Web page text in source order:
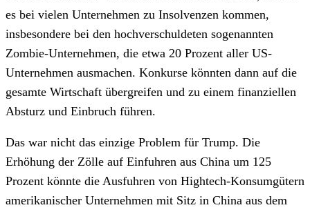
es bei vielen Unternehmen zu Insolvenzen kommen,
insbesondere bei den hochverschuldeten sogenannten
Zombie-Unternehmen, die etwa 20 Prozent aller US-
Unternehmen ausmachen. Konkurse könnten dann auf die
gesamte Wirtschaft übergreifen und zu einem finanziellen
Absturz und Einbruch führen.
Das war nicht das einzige Problem für Trump. Die
Erhöhung der Zölle auf Einfuhren aus China um 125
Prozent könnte die Ausfuhren von Hightech-Konsumgütern
amerikanischer Unternehmen mit Sitz in China aus dem